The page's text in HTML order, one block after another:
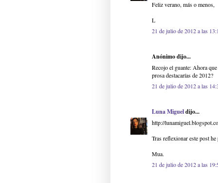
Feliz verano, más o menos,
L
21 de julio de 2012 a las
Anónimo dijo...
Recojo el guante: Ahora
prosa destacarías de 2012?
21 de julio de 2012 a las
Luna Migueldijo...
http://
Tras reflexionar este post
Mua.
21 de julio de 2012 a las